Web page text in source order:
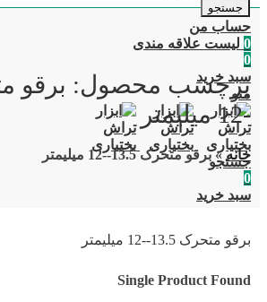
جستجو
حساب من
0 لیست علاقه مندی
0
سبد خرید
منو
جستجو
0
سبد خرید
-12 میلیمتر
خانه»برقو متحرک 13.5--12 میلیمتر
برقو متحرک 13.5--12 میلیمتر
Single Product Found